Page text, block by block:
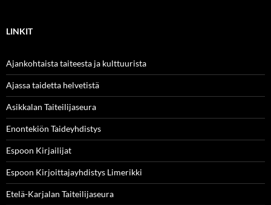
LINKIT
Ajankohtaista taiteesta ja kulttuurista
Ajassa taidetta helvetistä
Asikkalan Taiteilijaseura
Enontekiön Taideyhdistys
Espoon Kirjailijat
Espoon Kirjoittajayhdistys Limerikki
Etelä-Karjalan Taiteilijaseura